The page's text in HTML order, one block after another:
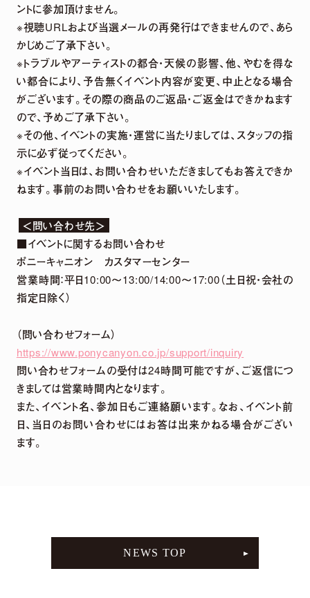
ントに参加頂けません。
※視聴URLおよび当選メールの再発行はできませんので、あら
かじめご了承下さい。
※トラブルやアーティストの都合・天候の影響、他、やむを得な
い都合により、予告無くイベント内容が変更、中止となる場合
がございます。その際の商品のご返品・ご返金はできかねます
ので、予めご了承下さい。
※その他、イベントの実施・運営に当たりましては、スタッフの指
示に必ず従ってください。
※イベント当日は、お問い合わせいただきましてもお答えできか
ねます。事前のお問い合わせをお願いいたします。
＜問い合わせ先＞
■イベントに関するお問い合わせ
ポニーキャニオン カスタマーセンター
営業時間：平日10:00～13:00/14:00～17:00（土日祝・会社の
指定日除く）
（問い合わせフォーム）
https://www.ponycanyon.co.jp/support/inquiry
問い合わせフォームの受付は24時間可能ですが、ご返信につ
きましては営業時間内となります。
また、イベント名、参加日もご連絡願います。なお、イベント前
日、当日のお問い合わせにはお答は出来かねる場合がござい
ます。
NEWS TOP